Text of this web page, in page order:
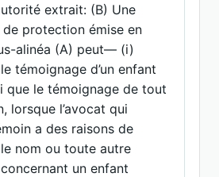
extrait: (B) Une
protection émise en
alinéa (A) peut— (i)
témoignage d’un enfant
que le témoignage de tout
lorsque l’avocat qui
a des raisons de
nom ou toute autre
un enfant